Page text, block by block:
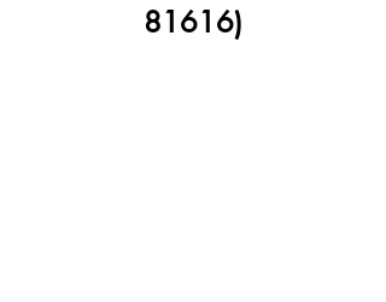
81616)